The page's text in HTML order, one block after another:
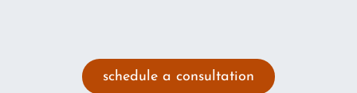
schedule a consultation